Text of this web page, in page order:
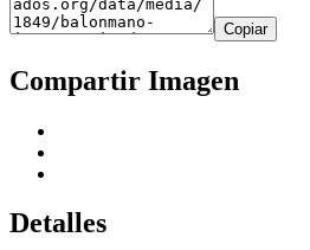
Copiar
Compartir Imagen
Detalles